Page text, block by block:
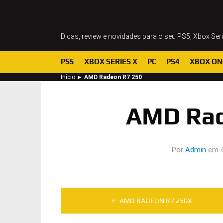
Dicas, review e novidades para o seu PS5, Xbox
PS5 XBOX SERIES X PC PS4 XBOX
Início ► AMD Radeon R7 250
AMD
Por Admin em
Navegação
de
AMD RADEON R7 250X